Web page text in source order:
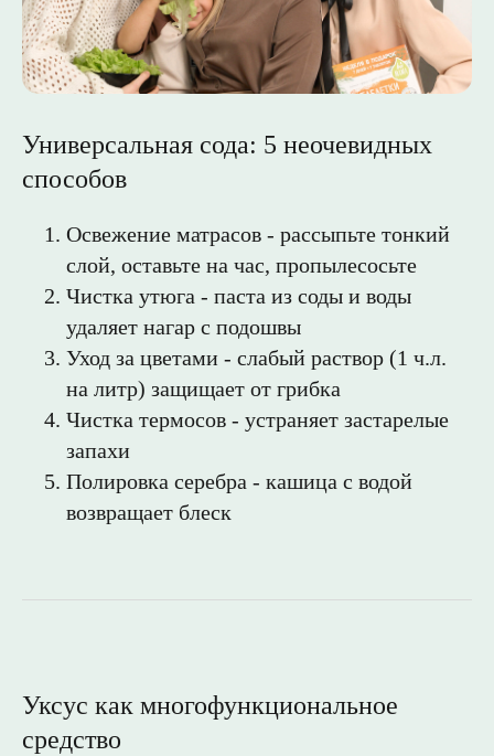
Универсальная сода: 5 неочевидных
способов
Освежение матрасов - рассыпьте тонкий
слой, оставьте на час, пропылесосьте
Чистка утюга - паста из соды и воды
удаляет нагар с подошвы
Уход за цветами - слабый раствор (1 ч.л.
на литр) защищает от грибка
Чистка термосов - устраняет застарелые
запахи
Полировка серебра - кашица с водой
возвращает блеск
Уксус как многофункциональное
средство